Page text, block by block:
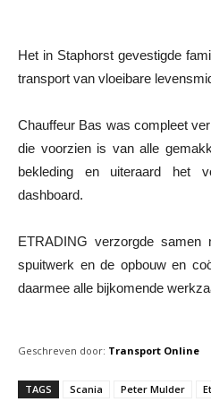
Het in Staphorst gevestigde
transport van vloeibare
Chauffeur Bas was compleet
die voorzien is van alle
bekleding en uiteraard het
dashboard.
ETRADING verzorgde
spuitwerk en de opbouw en
daarmee alle bijkomende
Geschreven door: Transport Online
TAGS Scania Peter Mulder